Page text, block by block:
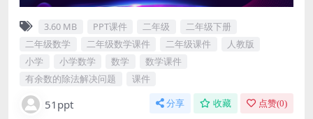
3.60 MB PPT课件 二年级
二年级下册
二年级数学
二年级数学课件 二年级课件
人教版
小学
小学数学 数学
数学课件
有余数的除法解决问题
课件
51ppt 分享 收藏 点赞(0)